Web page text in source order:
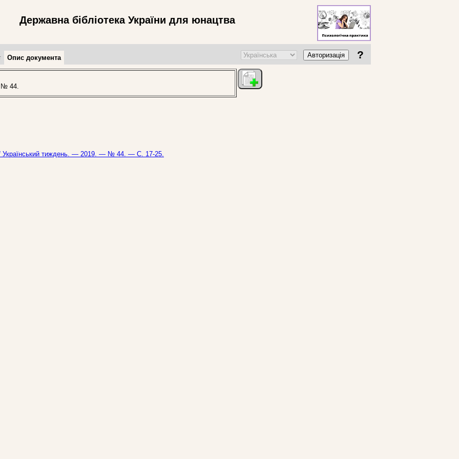
Державна бібліотека України для юнацтва
Опис документа Авторизація ?
№ 44.
Український тиждень. — 2019. — № 44. — С. 17-25.